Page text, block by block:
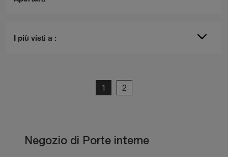
I più visti a :
1 2
Negozio di Porte interne